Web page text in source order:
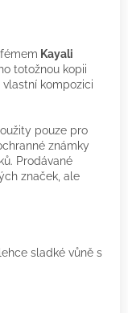
Kayali
totožnou kopii
vlastní kompozici
pouze pro
známky
Prodávané
značek, ale
sladké vůně s